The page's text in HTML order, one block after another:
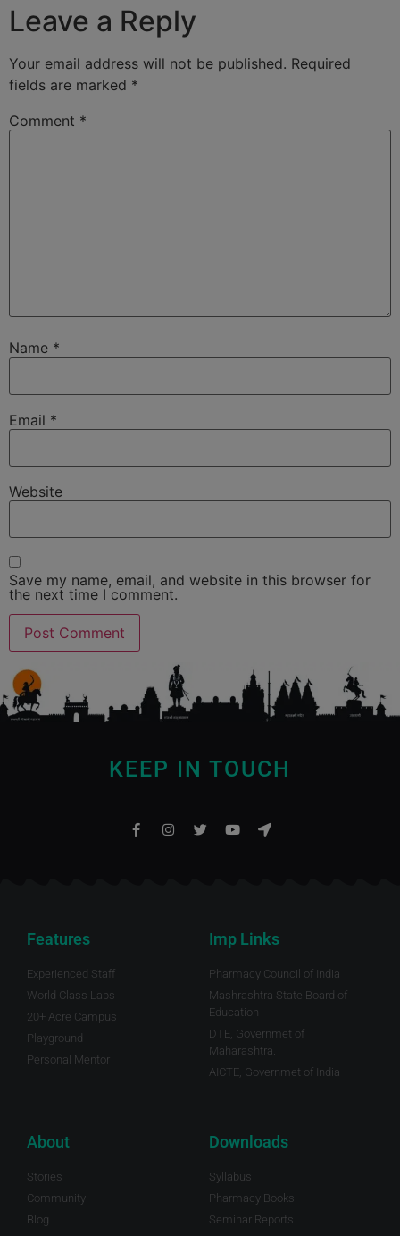
Leave a Reply
Your email address will not be published. Required
fields are marked *
Comment *
Name *
Email *
Website
Save my name, email, and website in this browser for
the next time I comment.
KEEP IN TOUCH
Features
Experienced Staff
World Class Labs
20+ Acre Campus
Playground
Personal Mentor
Imp Links
Pharmacy Council of India
Mashrashtra State Board of
Education
DTE, Governmet of
Maharashtra.
AICTE, Governmet of India
About
Stories
Community
Blog
Downloads
Syllabus
Pharmacy Books
Seminar Reports